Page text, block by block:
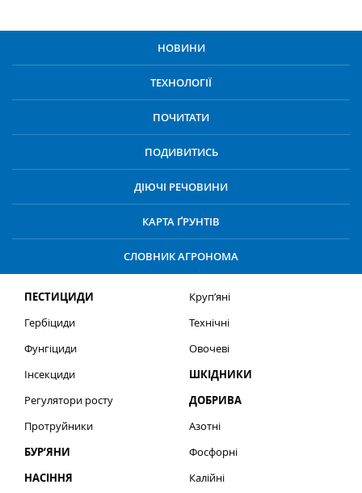
НОВИНИ
ТЕХНОЛОГІЇ
ПОЧИТАТИ
ПОДИВИТИСЬ
ДІЮЧІ РЕЧОВИНИ
КАРТА ҐРУНТІВ
СЛОВНИК АГРОНОМА
ПЕСТИЦИДИ
Гербіциди
Фунгіциди
Інсекциди
Регулятори росту
Протруйники
БУР’ЯНИ
НАСІННЯ
Круп’яні
Технічні
Овочеві
ШКІДНИКИ
ДОБРИВА
Азотні
Фосфорні
Калійні